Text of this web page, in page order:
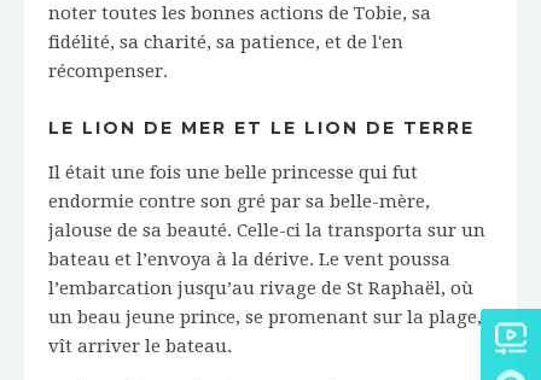
noter toutes les bonnes actions de Tobie, sa
fidélité, sa charité, sa patience, et de l'en
récompenser.
LE LION DE MER ET LE LION DE TERRE
Il était une fois une belle princesse qui fut
endormie contre son gré par sa belle-mère,
jalouse de sa beauté. Celle-ci la transporta sur un
bateau et l’envoya à la dérive. Le vent poussa
l’embarcation jusqu’au rivage de St Raphaël, où
un beau jeune prince, se promenant sur la plage,
vît arriver le bateau.